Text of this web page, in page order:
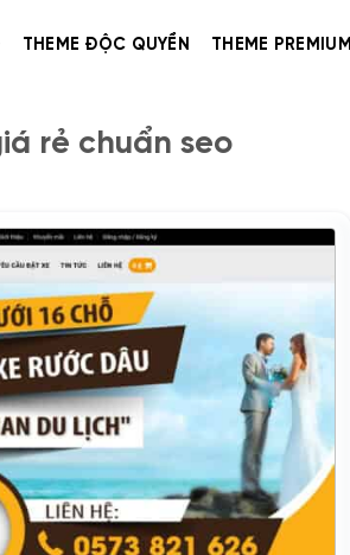
THEME ĐỘC QUYỀN THEME PREMIUM
rẻ chuẩn seo